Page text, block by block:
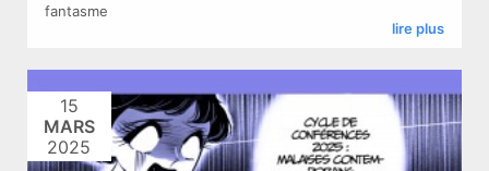
fantasme ​
lire plus
15
MARS
2025